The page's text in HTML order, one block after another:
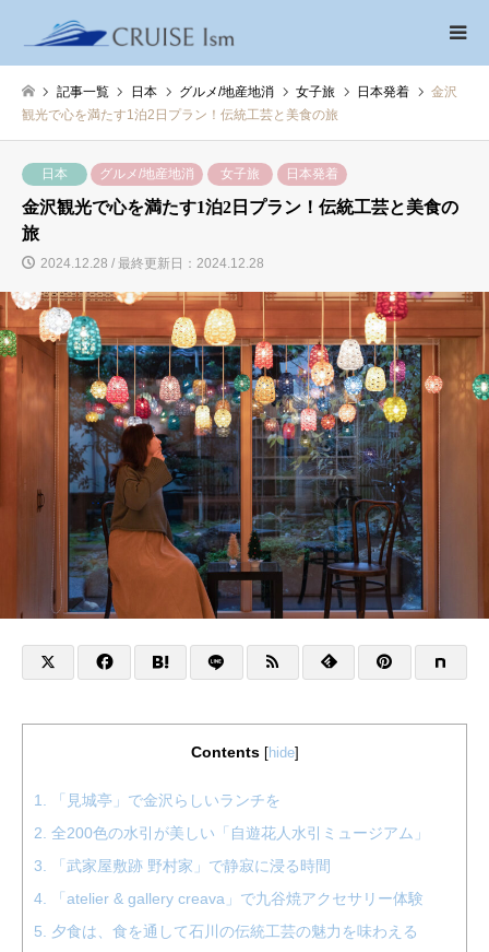
記事一覧 日本 グルメ/地産地消 女子旅 日本発着
金沢
観光で心を満たす1泊2日プラン！伝統工芸と美食の旅
日本 グルメ/地産地消 女子旅 日本発着
金沢観光で心を満たす1泊2日プラン！伝統工芸と美食の
旅
2024.12.28 / 最終更新日：2024.12.28
Contents [hide]
1.
「見城亭」で金沢らしいランチを
2. 全200色の水引が美しい「自遊花人水引ミュージアム」
3.
「武家屋敷跡 野村家」で静寂に浸る時間
4.
「atelier & gallery creava」で九谷焼アクセサリー体験
5.
夕食は、食を通して石川の伝統工芸の魅力を味わえる